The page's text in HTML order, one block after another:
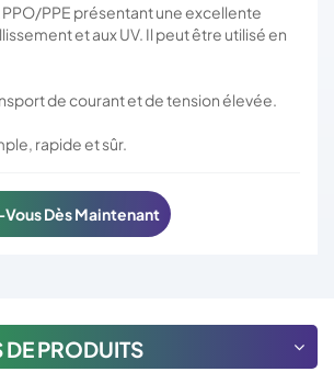
PPE présentant une excellente
et aux UV. Il peut être utilisé en
de courant et de tension élevée.
rapide et sûr.
Dès Maintenant
PRODUITS